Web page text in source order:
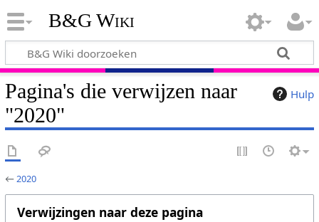
B&G Wiki
Hulp
Pagina's die verwijzen naar
"2020"
←2020
Verwijzingen naar deze pagina